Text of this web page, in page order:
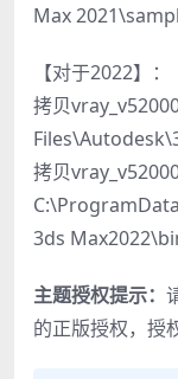
Max
【对于2022】：
拷贝
拷贝
3ds
主题授权提示：
的正版授权，授